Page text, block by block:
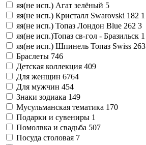
яя(не исп.) Агат зелёный 5
яя(не исп.) Кристалл Swarovski 182 1
яя(не исп.) Топаз Лондон Blue 262 3
яя(не исп.)Топаз св-гол - Бразильск 1
яя(не исп.) Шпинель Топаз Swiss 263
Браслеты 746
Детская коллекция 409
Для женщин 6764
Для мужчин 454
Знаки зодиака 149
Мусульманская тематика 170
Подарки и сувениры 1
Помолвка и свадьба 507
Посуда столовая 7